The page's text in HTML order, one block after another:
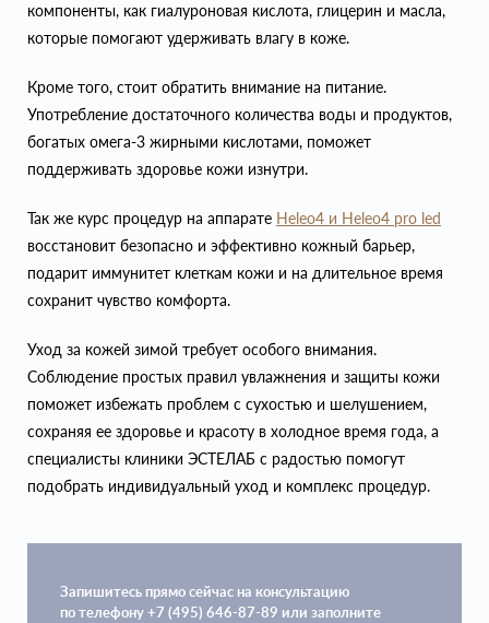
компоненты, как гиалуроновая кислота, глицерин и масла,
которые помогают удерживать влагу в коже.
Кроме того, стоит обратить внимание на питание.
Употребление достаточного количества воды и продуктов,
богатых омега-3 жирными кислотами, поможет
поддерживать здоровье кожи изнутри.
Так же курс процедур на аппарате Heleo4 и Heleo4 pro led
восстановит безопасно и эффективно кожный барьер,
подарит иммунитет клеткам кожи и на длительное время
сохранит чувство комфорта.
Уход за кожей зимой требует особого внимания.
Соблюдение простых правил увлажнения и защиты кожи
поможет избежать проблем с сухостью и шелушением,
сохраняя ее здоровье и красоту в холодное время года, а
специалисты клиники ЭСТЕЛАБ с радостью помогут
подобрать индивидуальный уход и комплекс процедур.
Запишитесь прямо сейчас на консультацию
по телефону +7 (495) 646-87-89 или заполните